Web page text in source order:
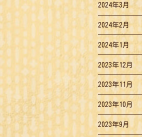
2024年3月
2024年2月
2024年1月
2023年12月
2023年11月
2023年10月
2023年9月